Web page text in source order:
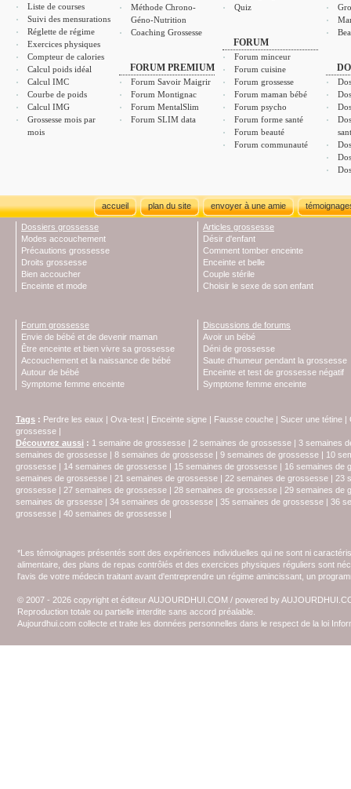
Liste de courses
Suivi des mensurations
Réglette de régime
Exercices physiques
Compteur de calories
Calcul poids idéal
Calcul IMC
Courbe de poids
Calcul IMG
Grossesse mois par
mois
Méthode Chrono-
Géno-Nutrition
Coaching Grossesse
FORUM PREMIUM
Forum Savoir Maigrir
Forum Montignac
Forum MentalSlim
Forum SLIM data
Quiz
FORUM
Forum minceur
Forum cuisine
Forum grossesse
Forum maman bébé
Forum psycho
Forum forme santé
Forum beauté
Forum communauté
accueil plan du site envoyer à une amie
Dossiers grossesse
Modes accouchement
Précautions grossesse
Droits grossesse
Bien accoucher
Enceinte et mode
Articles grossesse
Désir d'enfant
Comment tomber enceinte
Enceinte et belle
Couple stérile
Choisir le sexe de son enfant
Forum grossesse
Envie de bébé et de devenir maman
Être enceinte et bien vivre sa grossesse
Accouchement et la naissance de bébé
Autour de bébé
Symptome femme enceinte
Discussions de forums
Avoir un bébé
Déni de grossesse
Saute d'humeur pendant la grossesse
Enceinte et test de grossesse négatif
Symptome femme enceinte
Tags : Perdre les eaux | Ova-test | Enceinte signe | Fausse couche | Sucer une tétine |
grossesse |
Découvrez aussi : 1 semaine de grossesse | 2 semaines de grossesse | 3 semaines
semaines de grossesse | 8 semaines de grossesse | 9 semaines de grossesse | 10
grossesse | 14 semaines de grossesse | 15 semaines de grossesse | 16 semaines de
semaines de grossesse | 21 semaines de grossesse | 22 semaines de grossesse | 23
grossesse | 27 semaines de grossesse | 28 semaines de grossesse | 29 semaines de
semaines de grssesse | 34 semaines de grossesse | 35 semaines de grossesse | 36
grossesse | 40 semaines de grossesse |
*Les témoignages présentés sont des expériences individuelles qui ne sont ni
alimentaire, des plans de repas contrôlés et des exercices physiques réguliers sont
l'avis de votre médecin traitant avant d'entreprendre un régime amincissant, un
© 2007 - 2026 copyright et éditeur AUJOURDHUI.COM / powered by
Reproduction totale ou partielle interdite sans accord préalable.
Aujourdhui.com collecte et traite les données personnelles dans le respect de la loi